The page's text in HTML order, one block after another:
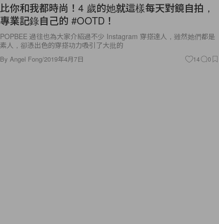
比你和我都時尚！4 歲的她就這樣每天對鏡自拍，
專業記錄自己的 #OOTD！
POPBEE 過往也為大家介紹過不少 Instagram 穿搭達人，雖然她們都是
素人，卻憑出色的穿搭功力吸引了大批的
By Angel Fong/2019年4月7日 14 0